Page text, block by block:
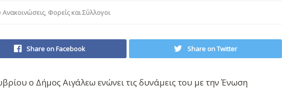
Ανακοινώσεις, Φορείς και Σύλλογοι
Share on Facebook Share on Twitter
ο Δήμος Αιγάλεω ενώνει τις δυνάμεις του με την Ένωση